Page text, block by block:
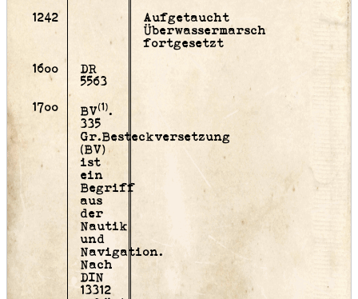
1242
Aufgetaucht
Überwassermarsch
fortgesetzt
16oo
DR
5563
17oo
BV(1).
335
Gr.Besteckversetzung
(BV)
ist
ein
Begriff
aus
der
Nautik
und
Navigation.
Nach
DIN
13312